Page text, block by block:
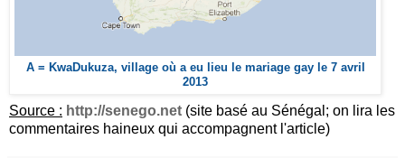
A = KwaDukuza, village où a eu lieu le mariage gay le 7 avril
2013
Source : http://senego.net (site basé au Sénégal; on lira les
commentaires haineux qui accompagnent l'article)